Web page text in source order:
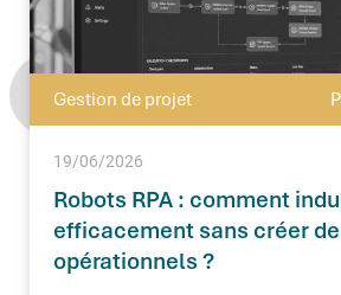
Gestion de projet
19/06/2026
Robots RPA : comment
efficacement sans créer
opérationnels ?